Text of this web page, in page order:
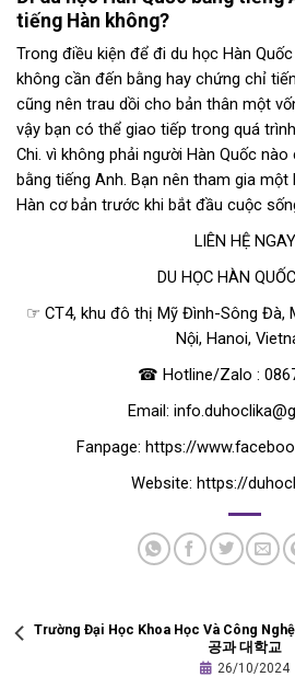
tiếng Hàn không?
Trong điều kiện để đi du học Hàn
không cần đến bằng hay chứng chỉ
cũng nên trau dồi cho bản thân một
vậy bạn có thể giao tiếp trong quá
Chi. vì không phải người Hàn Quốc
bằng tiếng Anh. Bạn nên tham gia
Hàn cơ bản trước khi bắt đầu cuộc
LIÊN HỆ NGAY
DU HỌC HÀN
☞ CT4, khu đô thị Mỹ Đình-Sông Đà,
Nội, Hanoi,
☎ Hotline/Zalo :
Email:
Fanpage: https://
Website: https://
Trường Đại Học Khoa Học Và Công
공과 대학교
26/10/2024